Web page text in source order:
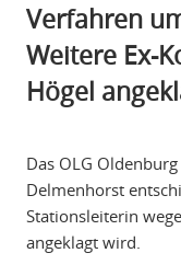
Verfahren
Weitere Ex-
Högel
Das OLG
Delmenhorst
Stationsleiterin
angeklagt wird.